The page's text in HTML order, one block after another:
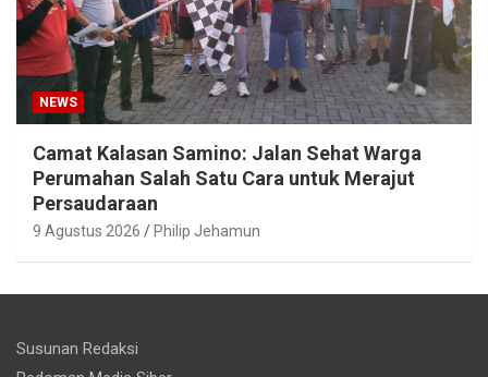
NEWS
Camat Kalasan Samino: Jalan Sehat Warga
Perumahan Salah Satu Cara untuk Merajut
Persaudaraan
9 Agustus 2026 Philip Jehamun
Susunan Redaksi